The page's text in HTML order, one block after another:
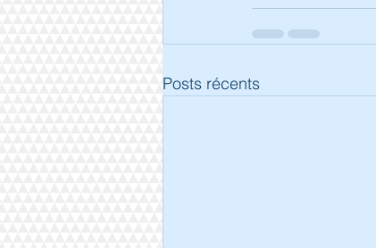
Posts récents